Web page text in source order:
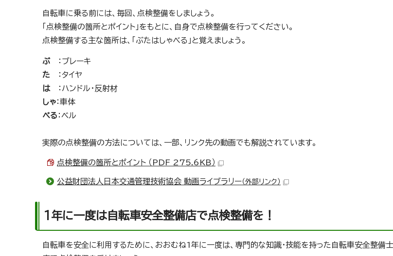
自転車に乗る前には、毎回、点検整備をしましょう。
「点検整備の箇所とポイント」をもとに、自身で点検整備を行ってください。
点検整備する主な箇所は、「ぶたはしゃべる」と覚えましょう。
ぶ：ブレーキ
た ：タイヤ
は ：ハンドル・反射材
しゃ：車体
べる ：ベル
実際の点検整備の方法については、一部、リンク先の動画でも解説されています。
点検整備の箇所とポイント （PDF 275.6KB）
公益財団法人日本交通管理技術協会 動画ライブラリー（外部リンク）
1年に一度は自転車安全整備店で点検整備を！
自転車を安全に利用するために、おおむね1年に一度は、専門的な知識・技能を持った自転車安全整備